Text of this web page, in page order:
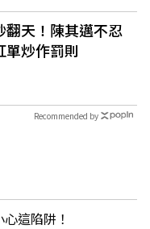
翻天！陳其邁不忍
單炒作罰則
Recommended by
這陷阱！